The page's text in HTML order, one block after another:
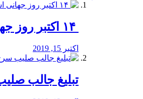
اکتبر 15, 2019
تبلیغ جالب